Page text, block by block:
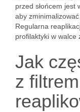
przed słońcem jest
aby
Regularna
profilaktyki w walce
Jak
z